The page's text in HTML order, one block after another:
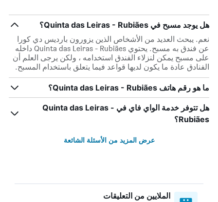
هل يوجد مسبح في Quinta das Leiras - Rubiães؟
نعم. يبحث العديد من الأشخاص الذين يزورون بارديس دي كورا
عن فندق به مسبح. يحتوي Quinta das Leiras - Rubiães داخله
على مسبح يمكن لنزلاء الفندق استخدامه ، ولكن يرجى العلم أن
الفنادق عادة ما يكون لديها قواعد فيما يتعلق باستخدام المسبح.
ما هو رقم هاتف Quinta das Leiras - Rubiães؟
هل تتوفر خدمة الواي فاي في Quinta das Leiras -
Rubiães؟
عرض المزيد من الأسئلة الشائعة
الملايين من التعليقات